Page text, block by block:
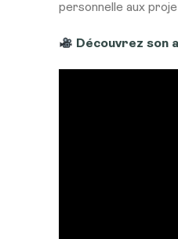
personnelle aux
Découvrez son